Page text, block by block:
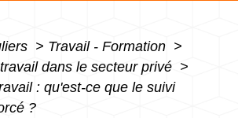
> Travail - Formation >
dans le secteur privé >
: qu'est-ce que le suivi
?